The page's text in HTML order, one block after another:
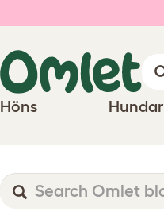
Höns Hundar